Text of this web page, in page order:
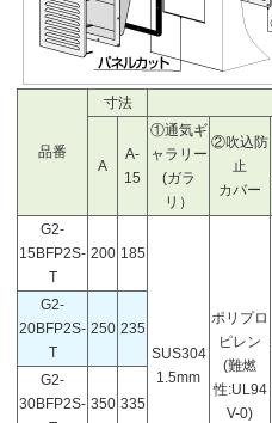
品番
寸法
A
A-
15
①通気ギ
ャラリー
(ガラ
リ）
②吹込防
止
カバー
G2-
15BFP2S-
T
200 185
SUS304
1.5mm
ポリプロ
ピレン
(難燃
性:UL94
V-0)
G2-
20BFP2S-
T
250 235
G2-
30BFP2S- 350 335